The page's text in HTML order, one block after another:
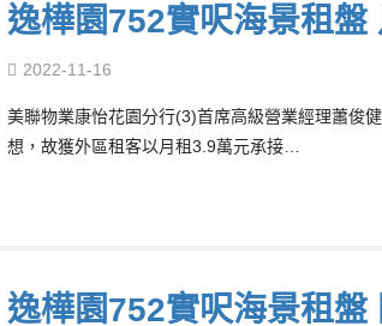
逸樺園752實呎海景租
2022-11-16
美聯物業康怡花園分行(3)首席高級營業經理蕭俊
想，故獲外區租客以月租3.9萬元承接…
逸樺園752實呎海景租